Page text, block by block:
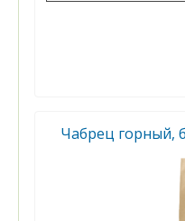
Чабрец горный,